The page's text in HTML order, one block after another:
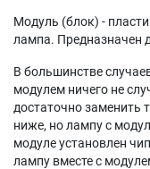
Модуль (блок) -
лампа. Предназначен
В большинстве
модулем ничего не
достаточно заменить
ниже, но лампу с
модуле установлен
лампу вместе с